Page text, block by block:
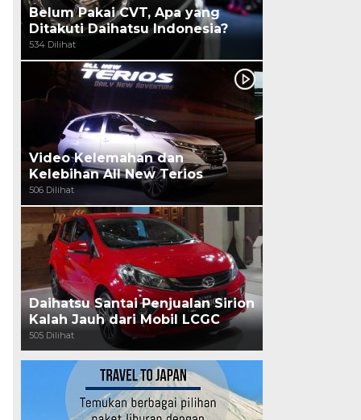
Belum Pakai CVT, Apa yang
Ditakuti Daihatsu Indonesia?
534 Dilihat
Video Kelemahan dan
Kelebihan All New Terios
506 Dilihat
Daihatsu Santai Penjualan Sirion
Kalah Jauh dari Mobil LCGC
505 Dilihat